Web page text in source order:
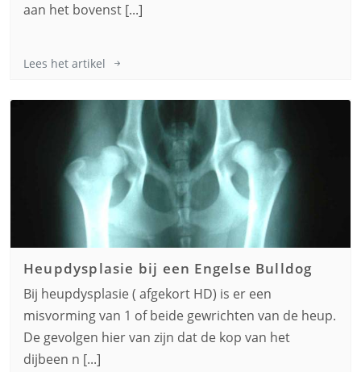
aan het bovenst [...]
Lees het artikel
Heupdysplasie bij een Engelse Bulldog
Bij heupdysplasie ( afgekort HD) is er een
misvorming van 1 of beide gewrichten van de heup.
De gevolgen hier van zijn dat de kop van het
dijbeen n [...]